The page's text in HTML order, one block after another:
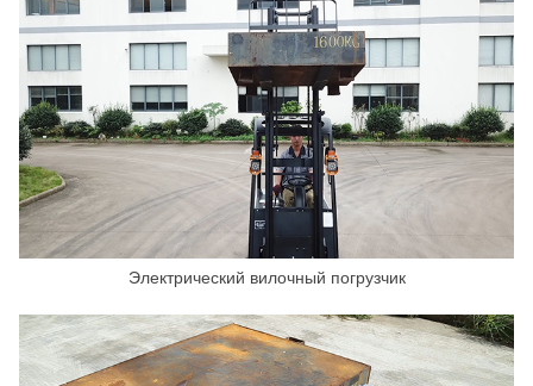
Электрический вилочный погрузчик